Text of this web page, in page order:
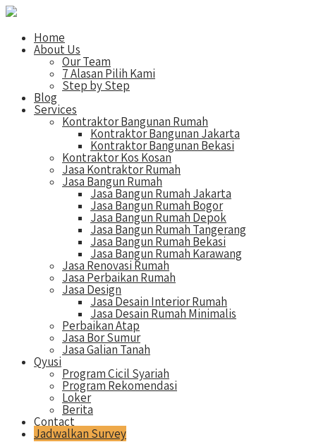
Home
About Us
Our Team
7 Alasan Pilih Kami
Step by Step
Blog
Services
Kontraktor Bangunan Rumah
Kontraktor Bangunan Jakarta
Kontraktor Bangunan Bekasi
Kontraktor Kos Kosan
Jasa Kontraktor Rumah
Jasa Bangun Rumah
Jasa Bangun Rumah Jakarta
Jasa Bangun Rumah Bogor
Jasa Bangun Rumah Depok
Jasa Bangun Rumah Tangerang
Jasa Bangun Rumah Bekasi
Jasa Bangun Rumah Karawang
Jasa Renovasi Rumah
Jasa Perbaikan Rumah
Jasa Design
Jasa Desain Interior Rumah
Jasa Desain Rumah Minimalis
Perbaikan Atap
Jasa Bor Sumur
Jasa Galian Tanah
Qyusi
Program Cicil Syariah
Program Rekomendasi
Loker
Berita
Contact
Jadwalkan Survey